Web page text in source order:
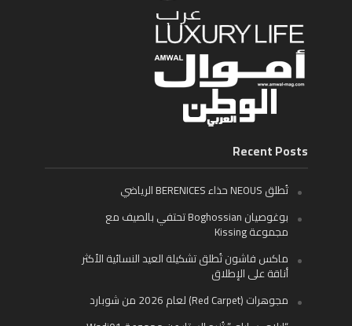
Recent Posts
تُطلق NEOUS حذاء BERENICES الرياضي
بوغوصيان Boghossian تحتفي بالصيف مع
مجموعة Kissing
ماكس فاشون تُطلق تشكيلة العيد النسائية الأكثر
أناقة على الإطلاق
مجوهرات (Red Carpet) لعام 2026 من شوبارد